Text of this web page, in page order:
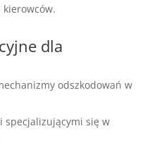
dla
odszkodowań w
specjalizującymi się w